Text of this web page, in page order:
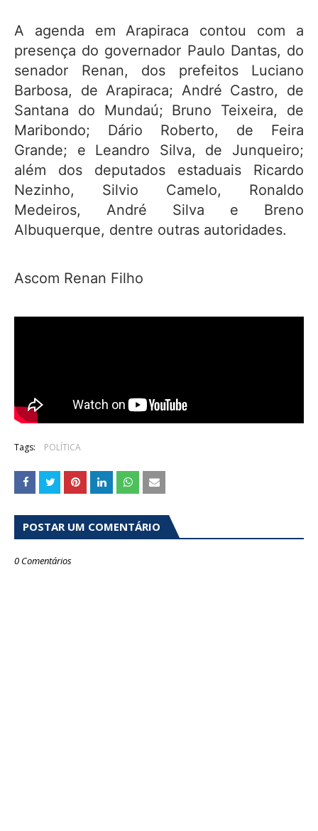
A agenda em Arapiraca contou com a
presença do governador Paulo Dantas, do
senador Renan, dos prefeitos Luciano
Barbosa, de Arapiraca; André Castro, de
Santana do Mundaú; Bruno Teixeira, de
Maribondo; Dário Roberto, de Feira
Grande; e Leandro Silva, de Junqueiro;
além dos deputados estaduais Ricardo
Nezinho, Silvio Camelo, Ronaldo
Medeiros, André Silva e Breno
Albuquerque, dentre outras autoridades.
Ascom Renan Filho
Tags: POLÍTICA
POSTAR UM COMENTÁRIO
0 Comentários